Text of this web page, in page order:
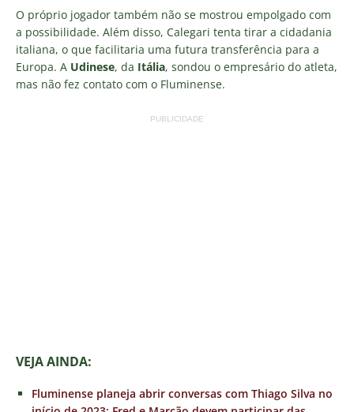
O próprio jogador também não se mostrou empolgado com
a possibilidade. Além disso, Calegari tenta tirar a cidadania
italiana, o que facilitaria uma futura transferência para a
Europa. A Udinese, da Itália, sondou o empresário do atleta,
mas não fez contato com o Fluminense.
PUBLICIDADE
VEJA AINDA:
Fluminense planeja abrir conversas com Thiago Silva no